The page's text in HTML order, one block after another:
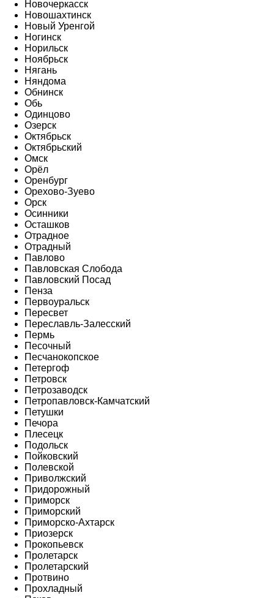
Новочеркасск
Новошахтинск
Новый Уренгой
Ногинск
Норильск
Ноябрьск
Нягань
Няндома
Обнинск
Обь
Одинцово
Озерск
Октябрьск
Октябрьский
Омск
Орёл
Оренбург
Орехово-Зуево
Орск
Осинники
Осташков
Отрадное
Отрадный
Павлово
Павловская Слобода
Павловский Посад
Пенза
Первоуральск
Пересвет
Переславль-Залесский
Пермь
Песочный
Песчанокопское
Петергоф
Петровск
Петрозаводск
Петропавловск-Камчатский
Петушки
Печора
Плесецк
Подольск
Пойковский
Полевской
Приволжский
Придорожный
Приморск
Приморский
Приморско-Ахтарск
Приозерск
Прокопьевск
Пролетарск
Пролетарский
Протвино
Прохладный